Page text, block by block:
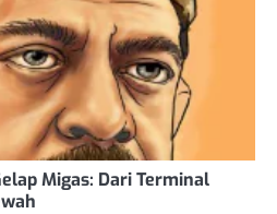
Migas: Dari Terminal